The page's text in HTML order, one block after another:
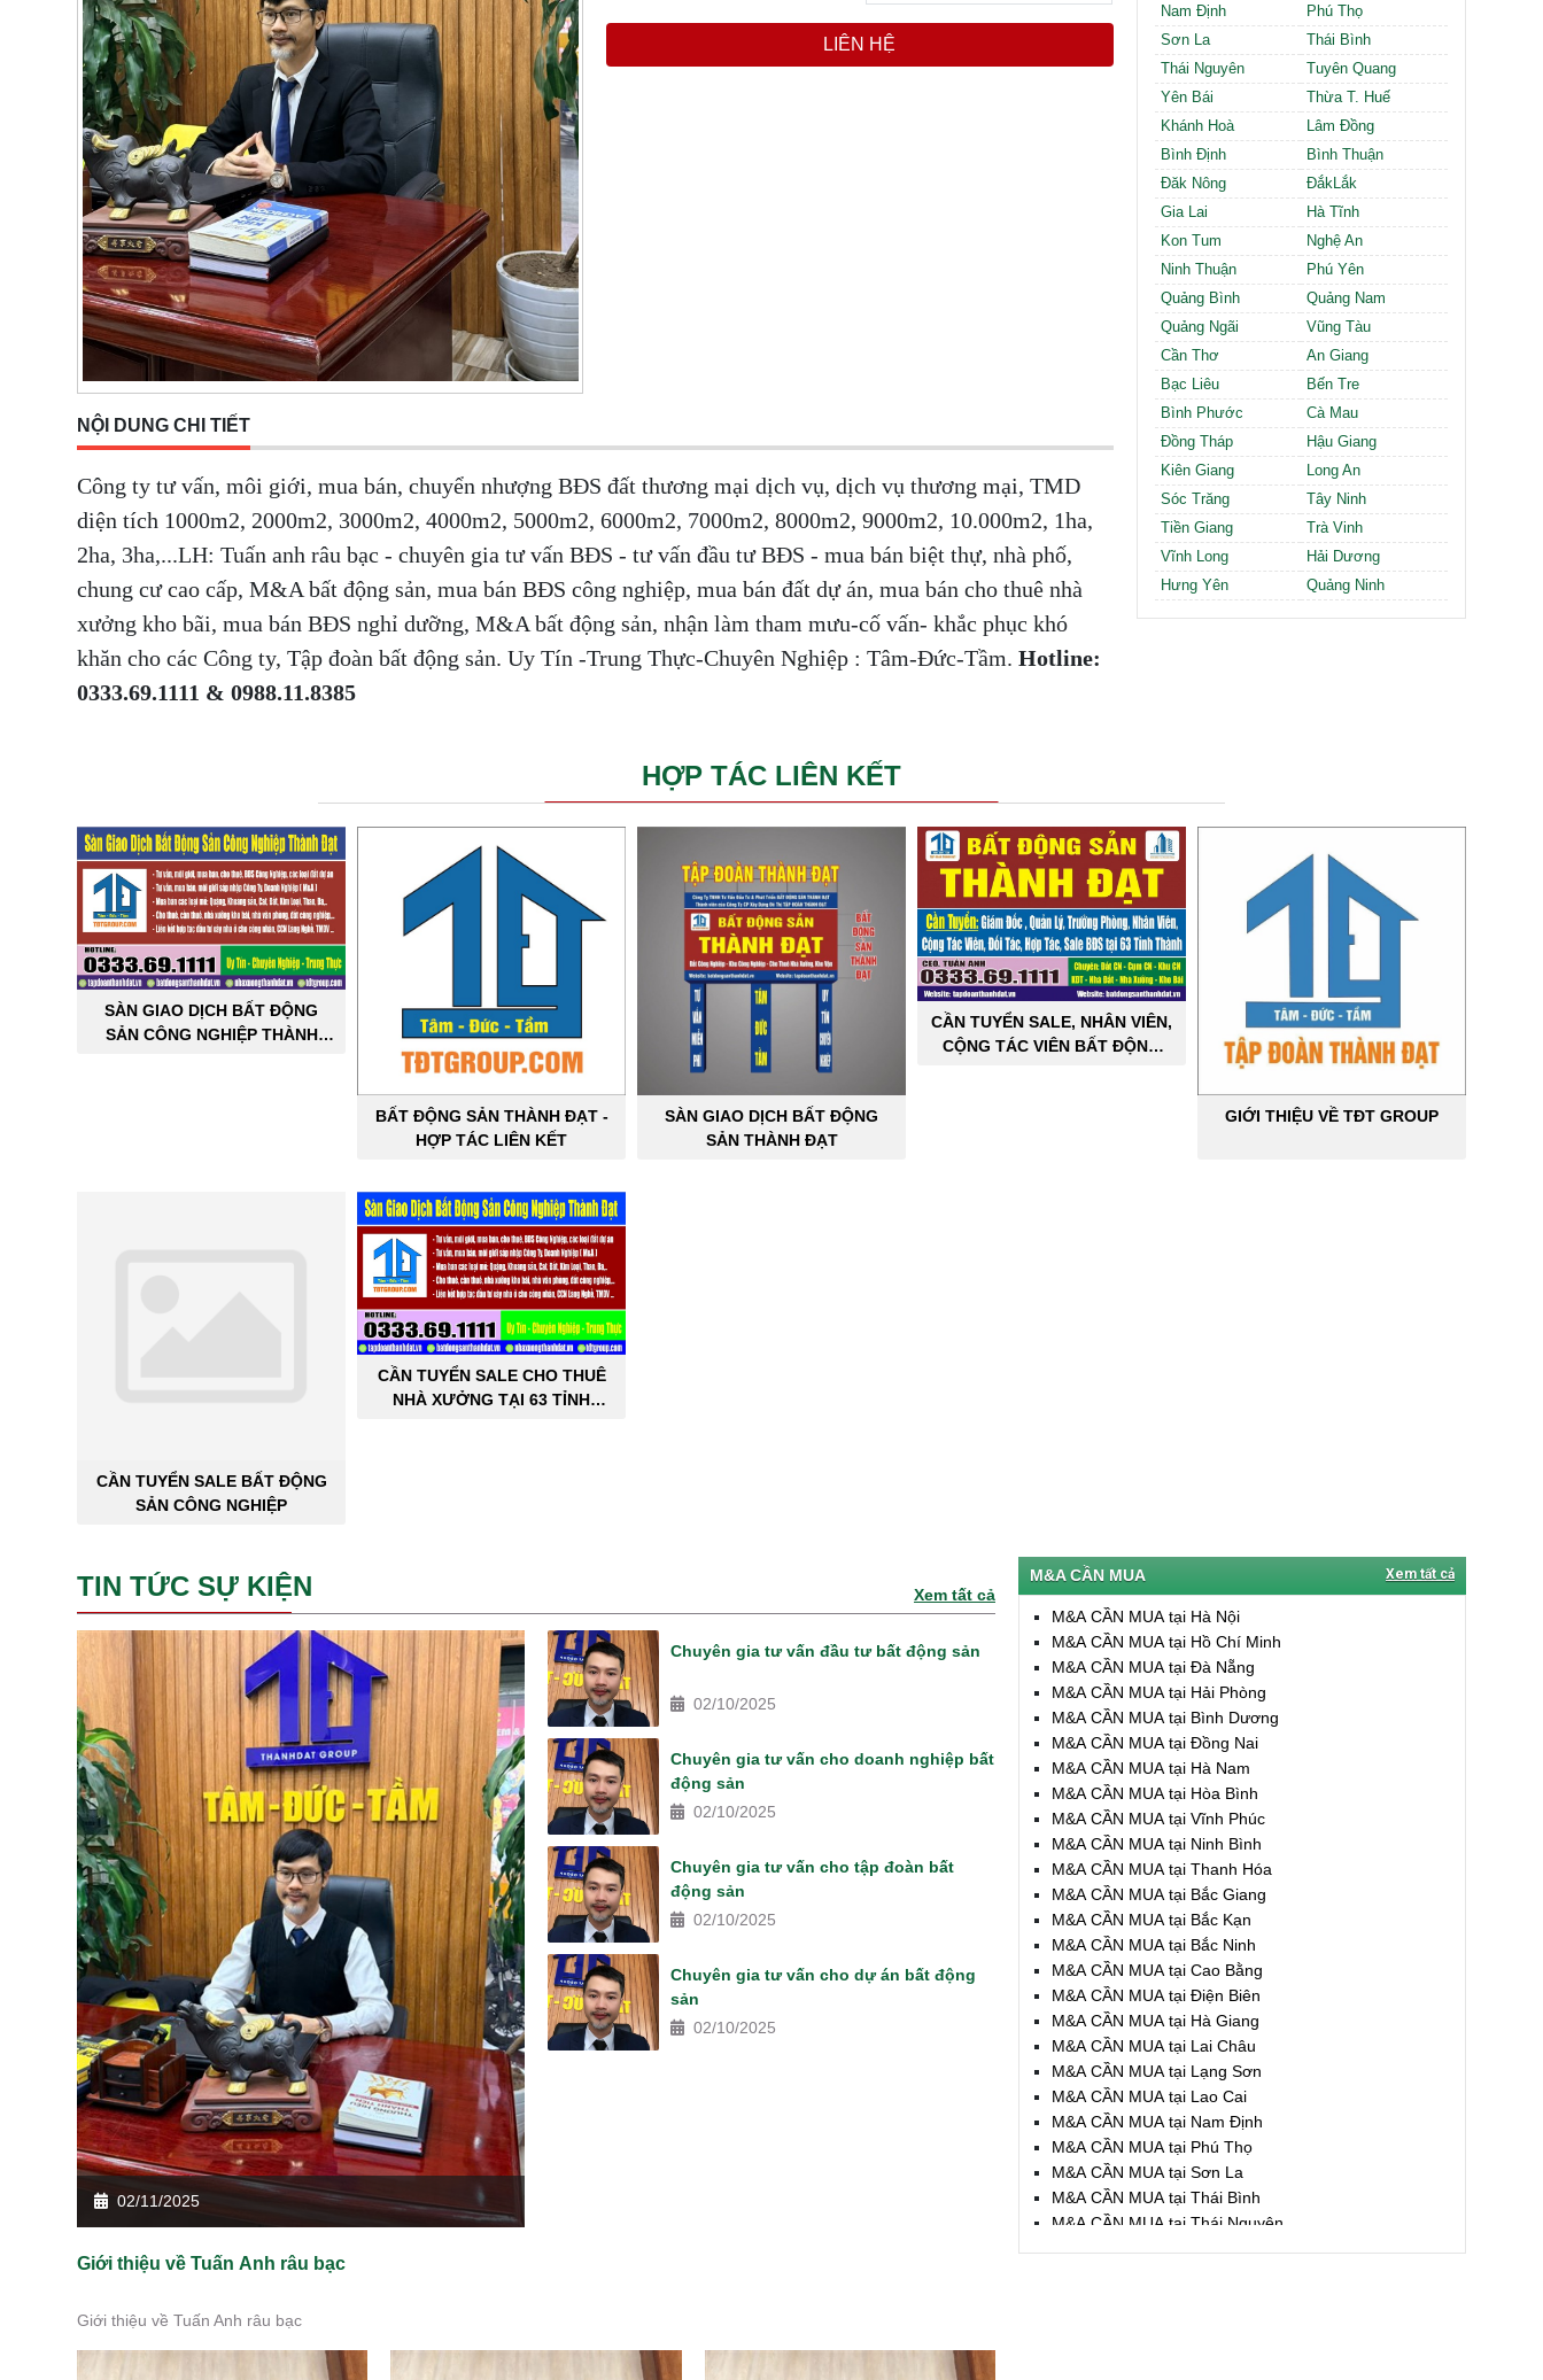
Cần thuê MBKD tại Phường Bạch Mai
Cần thuê MBKD tại Phường Vĩnh Tuy
LIÊN HỆ
NỘI DUNG CHI TIẾT
Công ty tư vấn, môi giới, mua bán, chuyển nhượng BĐS đất thương mại dịch vụ, dịch vụ thương mại, TMD
diện tích 1000m2, 2000m2, 3000m2, 4000m2, 5000m2, 6000m2, 7000m2, 8000m2, 9000m2, 10.000m2, 1ha,
2ha, 3ha,...LH: Tuấn anh râu bạc - chuyên gia tư vấn BĐS - tư vấn đầu tư BĐS - mua bán biệt thự, nhà phố,
chung cư cao cấp, M&A bất động sản, mua bán BĐS công nghiệp, mua bán đất dự án, mua bán cho thuê nhà
xưởng kho bãi, mua bán BĐS nghỉ dưỡng, M&A bất động sản, nhận làm tham mưu-cố vấn- khắc phục khó
khăn cho các Công ty, Tập đoàn bất động sản. Uy Tín -Trung Thực-Chuyên Nghiệp : Tâm-Đức-Tầm. Hotline:
0333.69.1111 & 0988.11.8385
Nam Định
Phú Thọ
Sơn La
Thái Bình
Thái Nguyên
Tuyên Quang
Yên Bái
Thừa T. Huế
Khánh Hoà
Lâm Đồng
Bình Định
Bình Thuận
Đăk Nông
ĐắkLắk
Gia Lai
Hà Tĩnh
Kon Tum
Nghệ An
Ninh Thuận
Phú Yên
Quảng Bình
Quảng Nam
Quảng Ngãi
Vũng Tàu
Cần Thơ
An Giang
Bạc Liêu
Bến Tre
Bình Phước
Cà Mau
Đồng Tháp
Hậu Giang
Kiên Giang
Long An
Sóc Trăng
Tây Ninh
Tiền Giang
Trà Vinh
Vĩnh Long
Hải Dương
Hưng Yên
Quảng Ninh
HỢP TÁC LIÊN KẾT
SÀN GIAO DỊCH BẤT ĐỘNG
SẢN CÔNG NGHIỆP THÀNH
BẤT ĐỘNG SẢN THÀNH ĐẠT -
HỢP TÁC LIÊN KẾT
SÀN GIAO DỊCH BẤT ĐỘNG
SẢN THÀNH ĐẠT
CẦN TUYỂN SALE, NHÂN VIÊN,
CỘNG TÁC VIÊN BẤT ĐỘNG
GIỚI THIỆU VỀ TĐT GROUP
CẦN TUYỂN SALE BẤT ĐỘNG
SẢN CÔNG NGHIỆP
CẦN TUYỂN SALE CHO THUÊ
NHÀ XƯỞNG TẠI 63 TỈNH
TIN TỨC SỰ KIỆN Xem tất cả
02/11/2025
Giới thiệu về Tuấn Anh râu bạc
Giới thiệu về Tuấn Anh râu bạc
Chuyên gia tư vấn đầu tư bất động sản
02/10/2025
Chuyên gia tư vấn cho doanh nghiệp bất
động sản
02/10/2025
Chuyên gia tư vấn cho tập đoàn bất
động sản
02/10/2025
Chuyên gia tư vấn cho dự án bất động
sản
02/10/2025
M&A CẦN MUA Xem tất cả
M&A CẦN MUA tại Hà Nội
M&A CẦN MUA tại Hồ Chí Minh
M&A CẦN MUA tại Đà Nẵng
M&A CẦN MUA tại Hải Phòng
M&A CẦN MUA tại Bình Dương
M&A CẦN MUA tại Đồng Nai
M&A CẦN MUA tại Hà Nam
M&A CẦN MUA tại Hòa Bình
M&A CẦN MUA tại Vĩnh Phúc
M&A CẦN MUA tại Ninh Bình
M&A CẦN MUA tại Thanh Hóa
M&A CẦN MUA tại Bắc Giang
M&A CẦN MUA tại Bắc Kạn
M&A CẦN MUA tại Bắc Ninh
M&A CẦN MUA tại Cao Bằng
M&A CẦN MUA tại Điện Biên
M&A CẦN MUA tại Hà Giang
M&A CẦN MUA tại Lai Châu
M&A CẦN MUA tại Lạng Sơn
M&A CẦN MUA tại Lao Cai
M&A CẦN MUA tại Nam Định
M&A CẦN MUA tại Phú Thọ
M&A CẦN MUA tại Sơn La
M&A CẦN MUA tại Thái Bình
M&A CẦN MUA tại Thái Nguyên